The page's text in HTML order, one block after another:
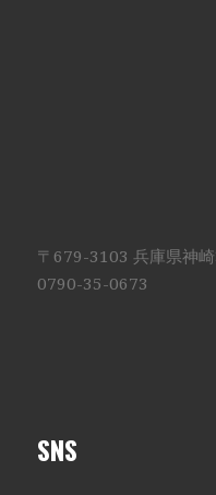
〒679-3103 兵庫県神
0790-35-0673
SNS